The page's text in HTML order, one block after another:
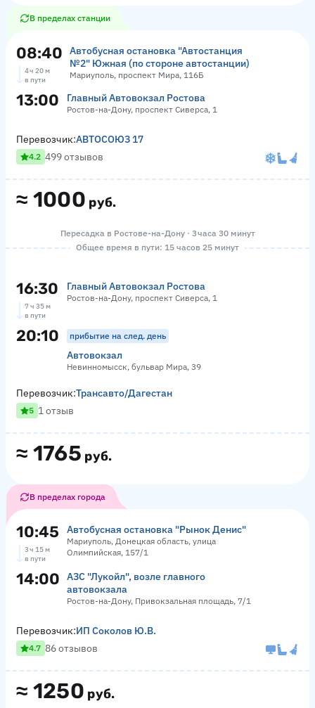
В пределах станции
08:40
Автобусная остановка "Автостанция
№2" Южная (по стороне автостанции)
Мариуполь, проспект Мира, 116Б
4 ч 20 м
в пути
13:00 Главный Автовокзал Ростова
Ростов-на-Дону, проспект Сиверса, 1
≈ 1000 руб.
Перевозчик:АВТОСОЮЗ 17
4.2 499 отзывов
Пересадка в Ростове-на-Дону · 3 часа 30 минут
Общее время в пути: 15 часов 25 минут
16:30 Главный Автовокзал Ростова
Ростов-на-Дону, проспект Сиверса, 1
7 ч 35 м
в пути
20:10 прибытие на след. день
Автовокзал
Невинномысск, бульвар Мира, 39
≈ 1765 руб.
Перевозчик:Трансавто/Дагестан
5 1 отзыв
В пределах города
10:45 Автобусная остановка "Рынок Денис"
Мариуполь, Донецкая область, улица
Олимпийская, 157/1
3 ч 15 м
в пути
14:00
АЗС "Лукойл", возле главного
автовокзала
Ростов-на-Дону, Привокзальная площадь, 7/1
≈ 1250 руб.
Перевозчик:ИП Соколов Ю.В.
4.7 86 отзывов